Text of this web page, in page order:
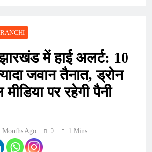
RANCHI
झारखंड में हाई अलर्ट: 10
जवान तैनात, ड्रोन
पर रहेगी पैनी
Months Ago 0 1 Mins